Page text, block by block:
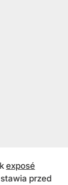
exposé
przed